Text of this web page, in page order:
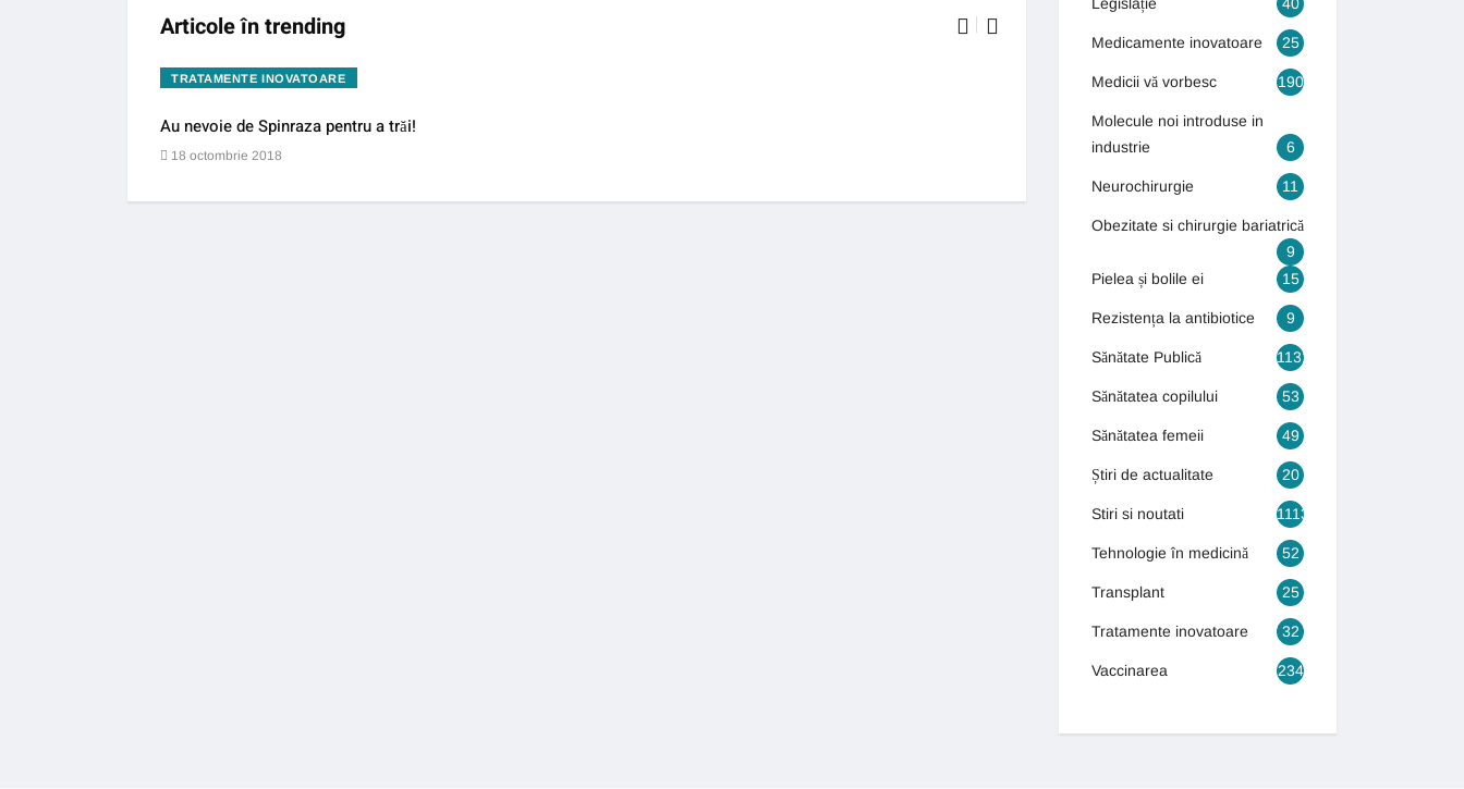
Articole în trending
TRATAMENTE INOVATOARE
Au nevoie de Spinraza pentru a trăi!
18 octombrie 2018
BOLI & TRATAMENTE
Generația autismului! Numărul copiilor care suferă de autism
13 septembrie 2018
Medicamente inovatoare 25
Medicii vă vorbesc 190
Molecule noi introduse in
industrie
6
Neurochirurgie 11
Obezitate si chirurgie bariatrică
9
Pielea și bolile ei
15
Rezistența la antibiotice 9
Sănătate Publică 1131
Sănătatea copilului 53
Sănătatea femeii 49
Știri de actualitate 20
Stiri si noutati 1113
Tehnologie în medicină 52
Transplant 25
Tratamente inovatoare 32
Vaccinarea 234